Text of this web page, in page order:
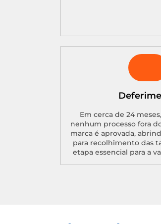
Em cerca de 24
nenhum processo fora
marca é aprovada,
para recolhimento das
etapa essencial para a